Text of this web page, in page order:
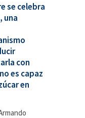
se celebra
una
con
es capaz
en